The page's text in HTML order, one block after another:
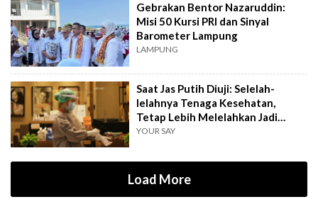
Gebrakan Bentor Nazaruddin:
Misi 50 Kursi PRI dan Sinyal
Barometer Lampung
LAMPUNG
Saat Jas Putih Diuji: Selelah-
lelahnya Tenaga Kesehatan,
Tetap Lebih Melelahkan Jadi
Pasien
YOUR SAY
Load More